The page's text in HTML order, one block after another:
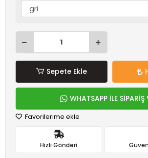
Sepete Ekle
WHATSAPP İLE SİPARİŞ
Favorilerime ekle
Hızlı Gönderi